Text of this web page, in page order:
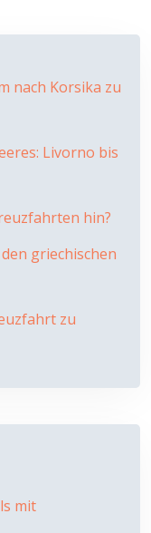
nach Korsika zu
Livorno bis
hin?
griechischen
zu
mit